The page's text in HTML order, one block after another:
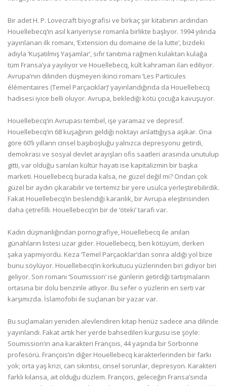
Bir adet H. P. Lovecraft biyografisi ve birkaç şiir kitabının ardından
Houellebecq’in asıl kariyeriyse romanla birlikte başlıyor. 1994 yılında
yayınlanan ilk romanı, ‘Extension du domaine de la lutte’, bizdeki
adıyla ‘Kuşatılmış Yaşamlar’, sıfır tanıtıma rağmen kulaktan kulağa
tüm Fransa’ya yayılıyor ve Houellebecq, kült kahraman ilan ediliyor.
Avrupa’nın dilinden düşmeyen ikinci romanı ‘Les Particules
élémentaires (Temel Parçacıklar)’ yayınlandığında da Houellebecq
hadisesi iyice belli oluyor. Avrupa, beklediği kötü çocuğa kavuşuyor.
Houellebecq’in Avrupası tembel, işe yaramaz ve depresif.
Houellebecq’in 68 kuşağının geldiği noktayı anlattığıysa aşikar. Ona
göre 60’lı yılların cinsel başıboşluğu yalnızca depresyonu getirdi,
demokrasi ve sosyal devlet arayışları ofis saatleri arasında unutulup
gitti, var olduğu sanılan kültür hayatı ise kapitalizmin bir başka
marketi. Houellebecq burada kalsa, ne güzel değil mi? Ondan çok
güzel bir aydın çıkarabilir ve tertemiz bir yere usulca yerleştirebilirdik.
Fakat Houellebecq’in beslendiği karanlık, bir Avrupa eleştirisinden
daha çetrefilli. Houellebecq’in bir de ‘öteki’ tarafı var.
Kadın düşmanlığından pornografiye, Houellebecq ile anılan
günahların listesi uzar gider. Houellebecq, ben kötüyüm, derken
şaka yapmıyordu. Keza ‘Temel Parçacıklar’dan sonra aldığı yol bize
bunu söylüyor. Houellebecq’in korkutucu yüzlerinden biri gidiyor biri
geliyor. Son romanı ‘Soumission’ ise günlerin getirdiği tartışmaların
ortasına bir dolu benzinle atlıyor. Bu sefer o yüzlerin en serti var
karşımızda. İslamofobi ile suçlanan bir yazar var.
Bu suçlamaları yeniden alevlendiren kitap henüz sadece ana dilinde
yayınlandı. Fakat artık her yerde bahsedilen kurgusu ise şöyle:
Soumission’ın ana karakteri François, 44 yaşında bir Sorbonne
profesörü. François’in diğer Houellebecq karakterlerinden bir farkı
yok; orta yaş krizi, can sıkıntısı, cinsel sorunlar, depresyon. Karakteri
farklı kılansa, ait olduğu düzlem. François, geleceğin Fransa’sında